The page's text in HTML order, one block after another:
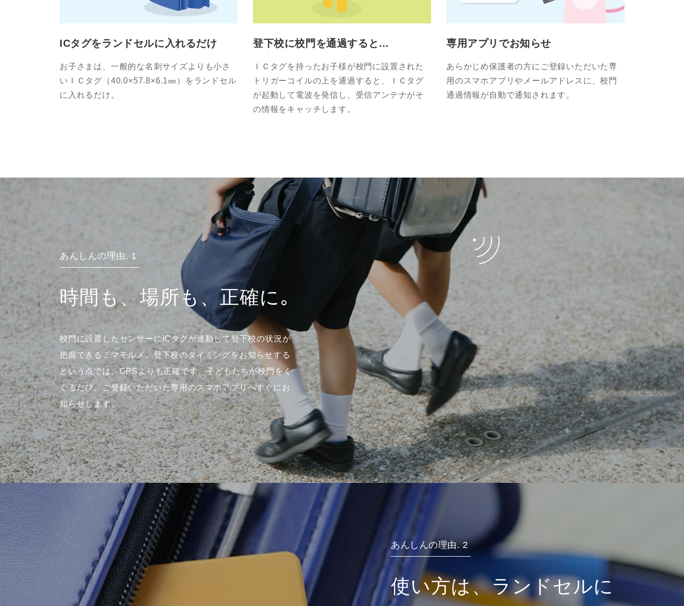
ICタグをランドセルに入れるだけ
お子さまは、一般的な名刺サイズよりも小さ
いＩＣタグ（40.0×57.8×6.1㎜）をランドセル
に入れるだけ。
登下校に校門を通過すると…
ＩＣタグを持ったお子様が校門に設置された
トリガーコイルの上を通過すると、ＩＣタグ
が起動して電波を発信し、受信アンテナがそ
の情報をキャッチします。
専用アプリでお知らせ
あらかじめ保護者の方にご登録いただいた専
用のスマホアプリやメールアドレスに、校門
通過情報が自動で通知されます。
あんしんの理由. 1
時間も、場所も、正確に｡
校門に設置したセンサーにICタグが連動して登下校の状況が
把握できるミマモルメ。登下校のタイミングをお知らせする
という点では、GPSよりも正確です。子どもたちが校門をく
ぐるたび、ご登録いただいた専用のスマホアプリへすぐにお
知らせします。
あんしんの理由. 2
使い方は、ランドセルに